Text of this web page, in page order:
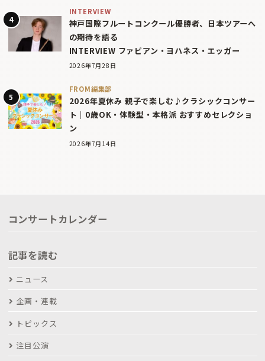
INTERVIEW
神戸国際フルートコンクール優勝者、日本ツアーへ
の期待を語る
INTERVIEW ファビアン・ヨハネス・エッガー
2026年7月28日
FROM編集部
2026年夏休み 親子で楽しむ♪クラシックコンサー
ト｜0歳OK・体験型・本格派 おすすめセレクショ
ン
2026年7月14日
コンサートカレンダー
記事を読む
ニュース
企画・連載
トピックス
注目公演